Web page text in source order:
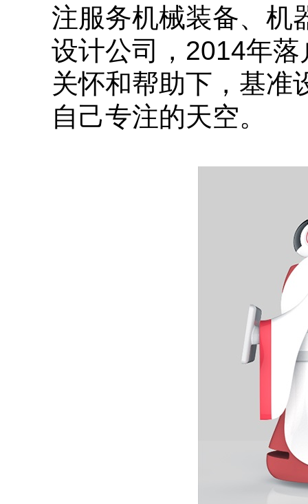
注服务机械装备、机
设计公司，2014年
关怀和帮助下，基准
自己专注的天空。